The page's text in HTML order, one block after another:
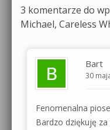
3 komentarze do
Michael, Careless
Bart
30
Fenomenalna
Bardzo dziękuję